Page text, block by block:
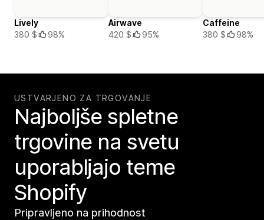
Lively
380 $
98%
Airwave
420 $
95%
Caffeine
380 $
98%
USTVARJENO ZA TRGOVANJE
Najboljše spletne
trgovine na svetu
uporabljajo teme
Shopify
Pripravljeno na prihodnost